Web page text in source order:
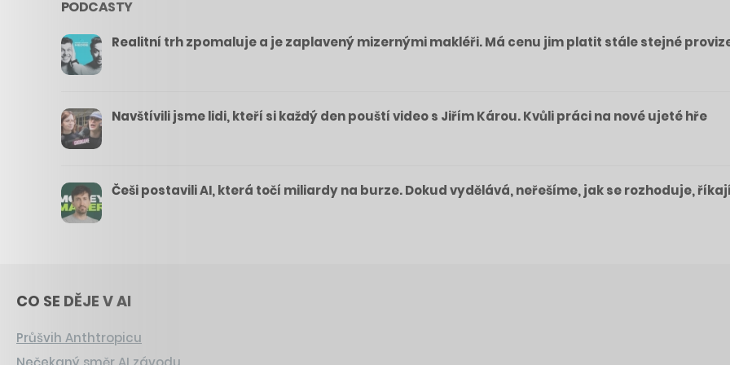
PODCASTY
Realitní trh zpomaluje a je zaplavený mizernými makléři. Má cenu jim platit stále stejné
Navštívili jsme lidi, kteří si každý den pouští video s Jiřím Károu. Kvůli práci na nové ujeté hře
Češi postavili AI, která točí miliardy na burze. Dokud vydělává, neřešíme, jak se rozhoduje,
CO SE DĚJE V AI
Průšvih Anthtropicu